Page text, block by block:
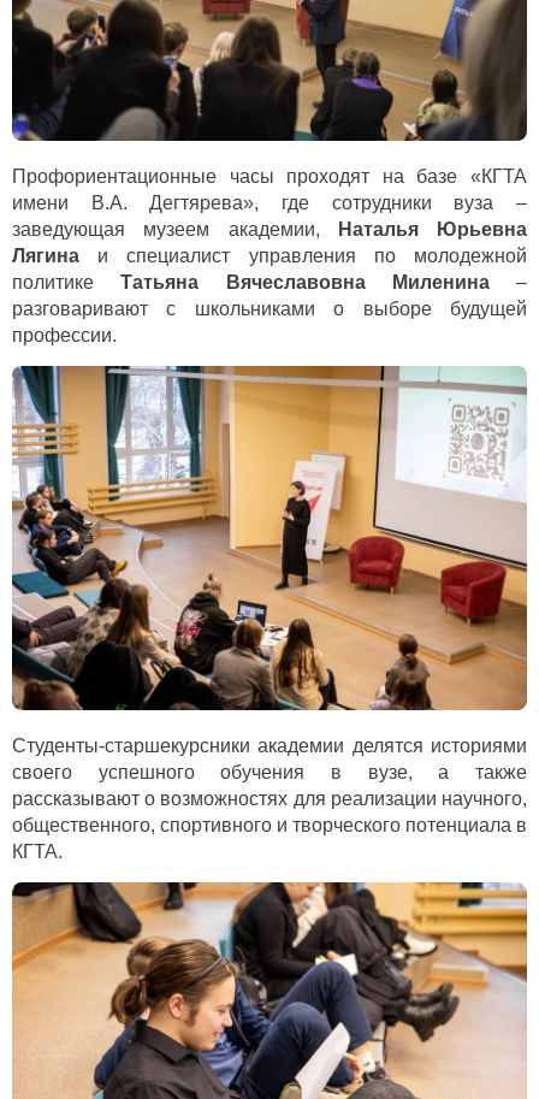
Профориентационные часы проходят на базе «КГТА
имени В.А. Дегтярева», где сотрудники вуза –
заведующая музеем академии,
Наталья Юрьевна
Лягина и специалист управления по молодежной
политикеТатьяна Вячеславовна Миленина –
разговаривают с школьниками о выборе будущей
профессии.
Студенты-старшекурсники академии делятся историями
своего успешного обучения в вузе, а также
рассказывают о возможностях для реализации научного,
общественного, спортивного и творческого потенциала в
КГТА.